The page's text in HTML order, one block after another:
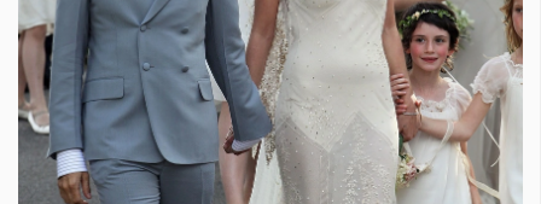
СЛЕДВАЙТЕ НИ
Facebook Instagram Twitter
Pinterest
YouTube
Soundcloud